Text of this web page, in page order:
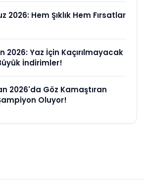
2026: Hem Şıklık Hem Fırsatlar
2026: Yaz İçin Kaçırılmayacak
İndirimler!
2026'da Göz Kamaştıran
Oluyor!